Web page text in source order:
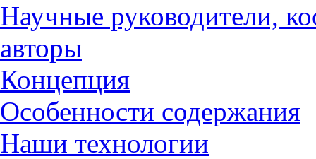
Научные руководители,
авторы
Концепция
Особенности содержания
Наши технологии